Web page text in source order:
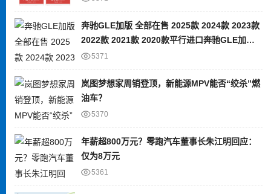
奔驰GLE加版 全部在售 2025款 2024款 2023款
2022款 2021款 2020款平行进口奔驰GLE加版
限时优惠 目前80万元起售
5371
岚图梦想家周销登顶，新能源MPV能否“绞杀”燃
油车？
5370
年薪超800万元？零跑汽车董事长朱江明回应：
仅为8万元
5361